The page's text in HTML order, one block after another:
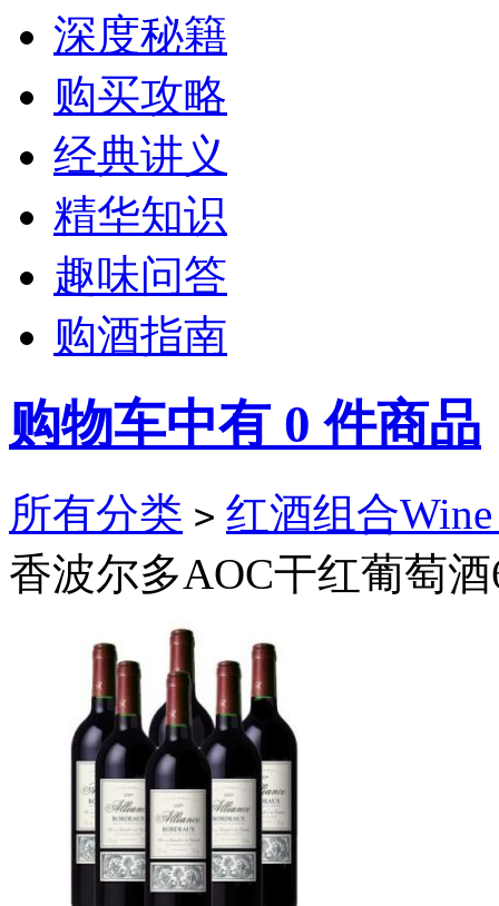
深度秘籍
购买攻略
经典讲义
精华知识
趣味问答
购酒指南
购物车中有 0 件商品
所有分类 > 红酒组合
香波尔多AOC干红葡萄